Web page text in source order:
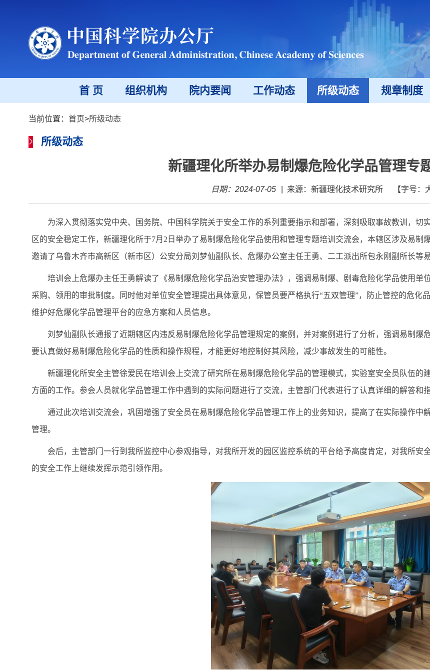
首 页 组织机构 院内要闻 工作动态 所级动态 规章制度
当前位置： 首页>所级动态
所级动态
新疆理化所举办易制爆危险化学品管理专
日期：2024-07-05 来源：新疆理化技术研究所 【字号：
为深入贯彻落实党中央、国务院、中国科学院关于安全工作的系列重要指示和部署，深刻吸取事故教训，
区的安全稳定工作，新疆理化所于7月2日举办了易制爆危险化学品使用和管理专题培训交流会，本辖区涉及易
邀请了乌鲁木齐市高新区（新市区）公安分局刘梦仙副队长、危爆办公室主任王勇、二工派出所包永刚副所长等
培训会上危爆办主任王勇解读了《易制爆危险化学品治安管理办法》，强调易制爆、剧毒危险化学品使用单
采购、领用的审批制度。同时他对单位安全管理提出具体意见，保管员要严格执行“五双管理”，防止管控的危化
维护好危爆化学品管理平台的应急方案和人员信息。
刘梦仙副队长通报了近期辖区内违反易制爆危险化学品管理规定的案例，并对案例进行了分析，强调易制爆
要认真做好易制爆危险化学品的性质和操作规程，才能更好地控制好其风险，减少事故发生的可能性。
新疆理化所安全主管徐爱民在培训会上交流了研究所在易制爆危险化学品的管理模式，实验室安全员队伍
方面的工作。参会人员就化学品管理工作中遇到的实际问题进行了交流，主管部门代表进行了认真详细的解答和指
通过此次培训交流会，巩固增强了安全员在易制爆危险化学品管理工作上的业务知识，提高了在实际操作中
管理。
会后，主管部门一行到我所监控中心参观指导，对我所开发的园区监控系统的平台给予高度肯定，对我所安
的安全工作上继续发挥示范引领作用。